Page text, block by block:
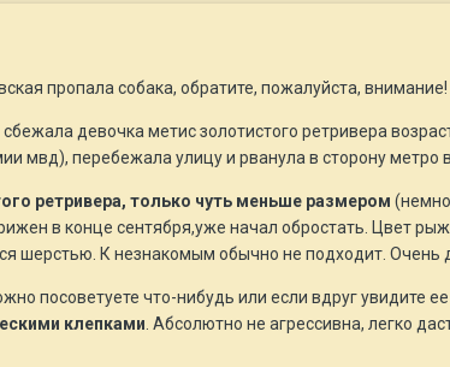
пропала собака, обратите, пожалуйста, внимание!
девочка метис золотистого ретривера
мвд), перебежала улицу и рванула в сторону метро
ретривера, только чуть меньше размером
в конце сентября,уже начал обростать. Цвет
шерстью. К незнакомым обычно не подходит. Очень
посоветуете что-нибудь или если вдруг увидите
клепками . Абсолютно не агрессивна, легко